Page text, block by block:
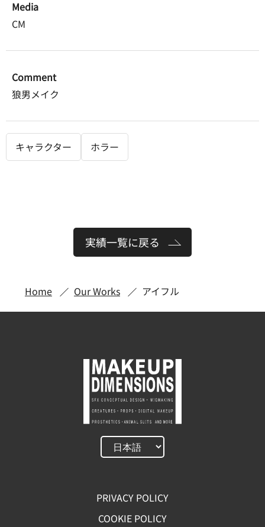
Media
CM
Comment
狼男メイク
キャラクター ホラー
実績一覧に戻る
Home Our Works アイフル
PRIVACY POLICY
COOKIE POLICY